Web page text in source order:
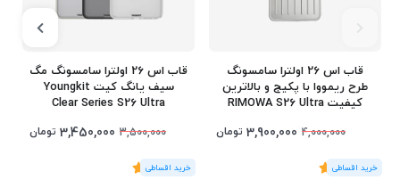
قاب اس 26 اولترا سامسونگ
طرح ریمووا با پکیج و بالاترین
کیفیت RIMOWA S26 Ultra
4,000,000
3,900,000 تومان
(1رای)
5
قاب اس 26 اولترا سامسونگ مگ
سیف یانگ کیت Youngkit
Clear Series S26 Ultra
3,500,000
3,450,000 تومان
(1رای)
5